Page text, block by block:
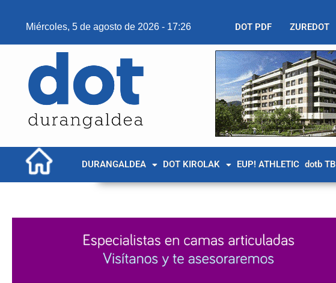
Miércoles, 5 de agosto de 2026 - 17:26 DOT PDF ZUREDOT
DURANGALDEA DOT KIROLAK EUP! ATHLETIC dotb TB